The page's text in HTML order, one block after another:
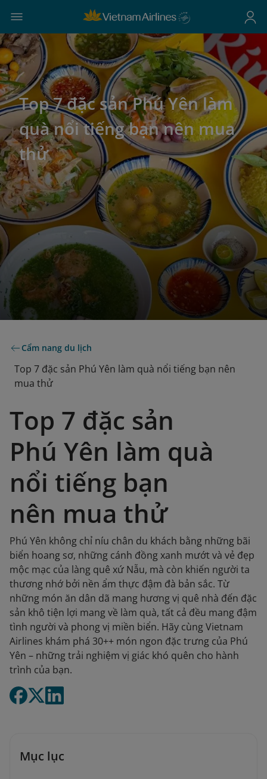
Top 7 đặc sản Phú Yên làm
quà nổi tiếng bạn nên mua
thử
Cẩm nang du lịch
Top 7 đặc sản Phú Yên làm quà nổi tiếng bạn nên
mua thử
Top 7 đặc sản
Phú Yên làm quà
nổi tiếng bạn
nên mua thử
Phú Yên không chỉ níu chân du khách bằng những bãi
biển hoang sơ, những cánh đồng xanh mướt và vẻ đẹp
mộc mạc của làng quê xứ Nẫu, mà còn khiến người ta
thương nhớ bởi nền ẩm thực đậm đà bản sắc. Từ
những món ăn dân dã mang hương vị quê nhà đến đặc
sản khô tiện lợi mang về làm quà, tất cả đều mang đậm
tình người và phong vị miền biển. Hãy cùng Vietnam
Airlines khám phá 30++ món ngon đặc trưng của Phú
Yên – những trải nghiệm vị giác khó quên cho hành
trình của bạn.
Mục lục